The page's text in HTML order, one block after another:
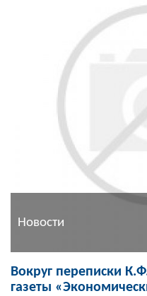
Новости
Вокруг переписки
газеты